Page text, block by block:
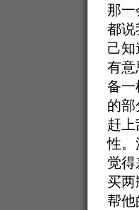
那
都说
己
有意
备一
的
赶
性。
觉
买两
帮他